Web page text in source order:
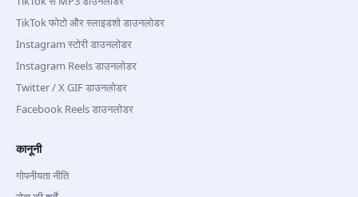
TikTok फोटो और स्लाइडशो डाउनलोडर
Instagram स्टोरी डाउनलोडर
Instagram Reels डाउनलोडर
Twitter / X GIF डाउनलोडर
Facebook Reels डाउनलोडर
कानूनी
गोपनीयता नीति